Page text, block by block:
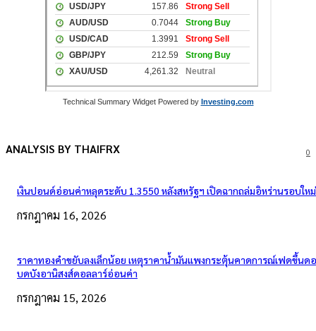
Technical Summary Widget Powered by Investing.com
0
ANALYSIS BY THAIFRX
เงินปอนด์อ่อนค่าหลุดระดับ 1.3550 หลังสหรัฐฯ เปิดฉากถล่มอิหร่านรอบใหม่
กรกฎาคม 16, 2026
ราคาทองคำขยับลงเล็กน้อย เหตุราคาน้ำมันแพงกระตุ้นคาดการณ์เฟดขึ้นด
บดบังอานิสงส์ดอลลาร์อ่อนค่า
กรกฎาคม 15, 2026